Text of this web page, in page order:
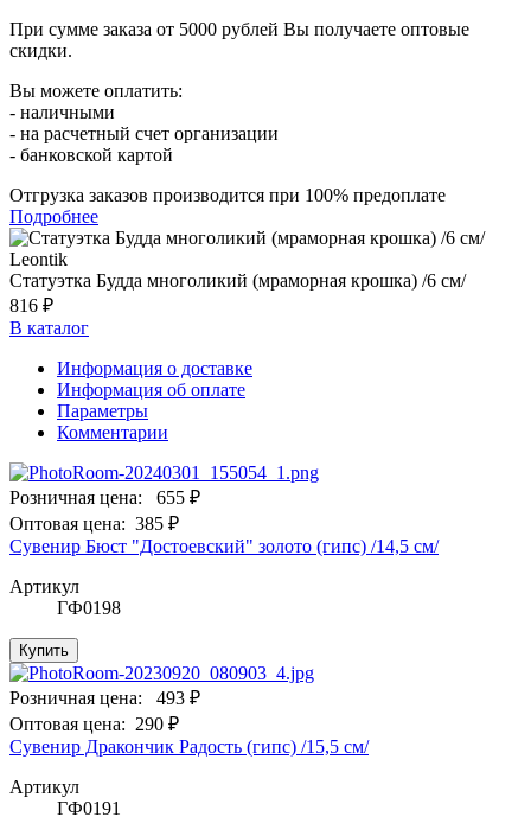
При сумме заказа от 5000 рублей Вы получаете оптовые
скидки.
Вы можете оплатить:
- наличными
- на расчетный счет организации
- банковской картой
Отгрузка заказов производится при 100% предоплате
Подробнее
Статуэтка Будда многоликий (мраморная крошка) /6 см/
816 ₽
В каталог
Информация о доставке
Информация об оплате
Параметры
Комментарии
Розничная цена:
655 ₽
Оптовая цена: 385 ₽
Сувенир Бюст "Достоевский" золото (гипс) /14,5 см/
Артикул
ГФ0198
Купить
Розничная цена:
493 ₽
Оптовая цена: 290 ₽
Сувенир Дракончик Радость (гипс) /15,5 см/
Артикул
ГФ0191